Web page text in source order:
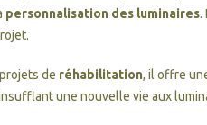
personnalisation des luminaires.
de réhabilitation, il offre
une nouvelle vie aux